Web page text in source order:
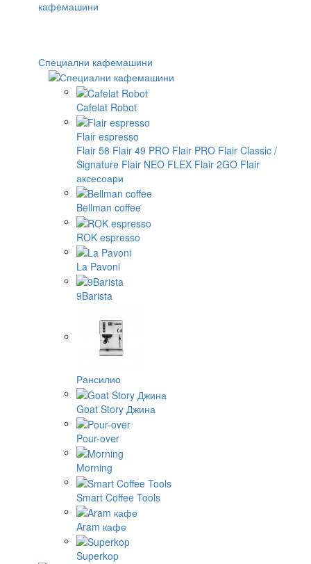
Специални кафемашини
Cafelat Robot
Flair espresso
Flair 58 Flair 49 PRO Flair PRO Flair Classic /
Signature Flair NEO FLEX Flair 2GO Flair
аксесоари
Bellman coffee
ROK espresso
La Pavoni
9Barista
Рансилио
Goat Story Джина
Pour-over
Morning
Smart Coffee Tools
Aram кафе
Superkop